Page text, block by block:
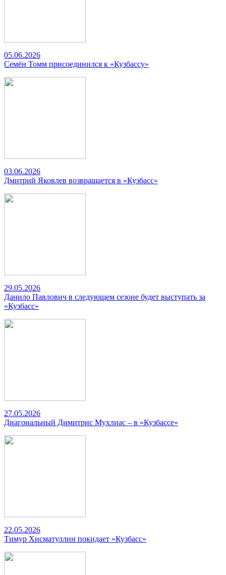
05.06.2026
Семён Томм присоединился к «Кузбассу»
03.06.2026
Дмитрий Яковлев возвращается в «Кузбасс»
29.05.2026
Данило Павлович в следующем сезоне будет выступать за
«Кузбасс»
27.05.2026
Диагональный Димитрис Мухлиас – в «Кузбассе»
22.05.2026
Тимур Хисматуллин покидает «Кузбасс»